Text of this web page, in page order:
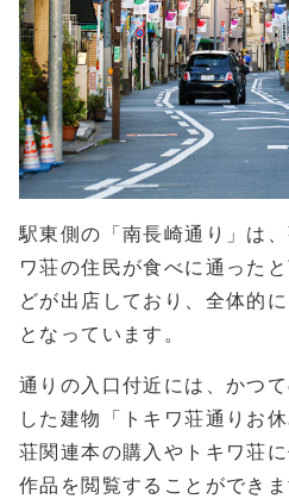
駅東側の「南長崎通り」は
ワ荘の住民が食べに通った
どが出店しており、全体的
となっています。
通りの入口付近には、かつ
した建物「トキワ荘通りお
荘関連本の購入やトキワ荘
作品を閲覧することができ